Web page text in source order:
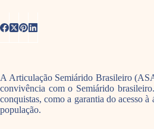
A Articulação Semiárido Brasileiro
convivência com o Semiárido
conquistas, como a garantia do acesso
população.